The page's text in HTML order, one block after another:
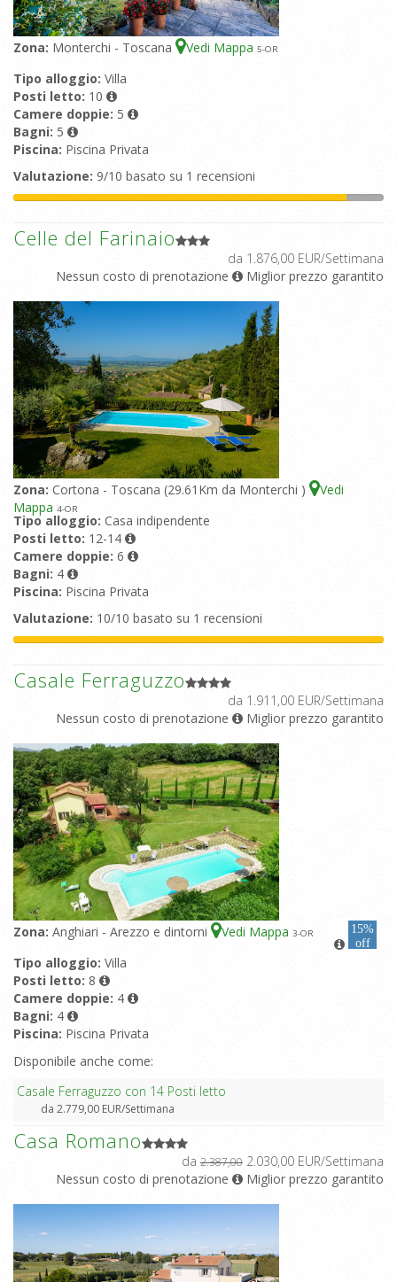
Zona: Monterchi - Toscana Vedi Mappa 5-OR
Tipo alloggio: Villa
Posti letto: 10
Camere doppie: 5
Bagni: 5
Piscina: Piscina Privata
Valutazione: 9/10 basato su 1 recensioni
Celle del Farinaio
da 1.876,00 EUR/Settimana
Nessun costo di prenotazione
Miglior prezzo garantito
Zona: Cortona - Toscana (29.61Km da Monterchi )
Vedi
Mappa 4-OR
Tipo alloggio: Casa indipendente
Posti letto: 12-14
Camere doppie: 6
Bagni: 4
Piscina: Piscina Privata
Valutazione: 10/10 basato su 1 recensioni
Casale Ferraguzzo
da 1.911,00 EUR/Settimana
Nessun costo di prenotazione
Miglior prezzo garantito
Zona: Anghiari - Arezzo e dintorni Vedi Mappa 3-OR
15%
off
Tipo alloggio: Villa
Posti letto: 8
Camere doppie: 4
Bagni: 4
Piscina: Piscina Privata
Disponibile anche come:
Casale Ferraguzzo con 14 Posti letto
da 2.779,00 EUR/Settimana
Casa Romano
da 2.387,00 2.030,00 EUR/Settimana
Nessun costo di prenotazione
Miglior prezzo garantito